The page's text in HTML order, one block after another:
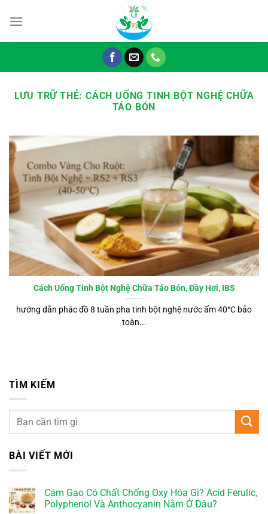
đến
LƯU TRỮ THẺ: CÁCH UỐNG TINH BỘT NGHỆ CHỮA
TÁO BÓN
Cách Uống Tinh Bột Nghệ Chữa Táo Bón, Đầy Hơi, IBS
hướng dẫn phác đồ 8 tuần pha tinh bột nghệ nước ấm 40°C bảo
toàn...
TÌM KIẾM
BÀI VIẾT MỚI
Cám Gạo Có Chất Chống Oxy Hóa Gì? Acid Ferulic,
Polyphenol Và Anthocyanin Nằm Ở Đâu?